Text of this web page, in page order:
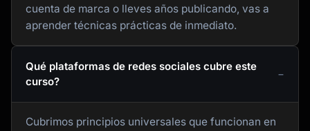
cuenta de marca o lleves años publicando, vas a
aprender técnicas prácticas de inmediato.
Qué plataformas de redes sociales cubre este
curso?
Cubrimos principios universales que funcionan en